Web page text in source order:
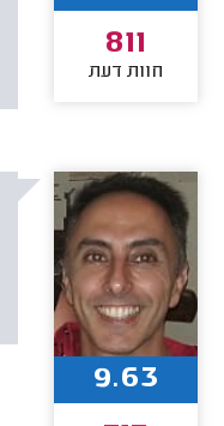
811
חוות דעת
9.63